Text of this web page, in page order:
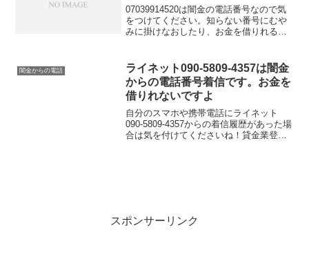
07039914520は闇金の電話番号なので気
をつけてください。知らない番号にむや
みに掛けなおしたり、お金を借りれると
庁に貸金業登録していないこの電話番号
はキャッシングの勧誘に利用してはいけ
ないと法律で定められています。
闇金からの電話
ライネット090-5809-4357は闇金
からの電話番号着信です。お金を
借りれないですよ
自分のスマホや携帯電話にライネット
090-5809-4357からの着信履歴があった場
合は気を付けてくださいね！貸金業登録
スポンサーリンク